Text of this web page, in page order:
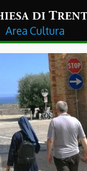
Cultura